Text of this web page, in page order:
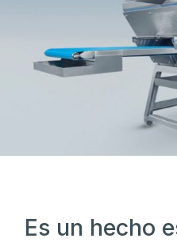
Es un hecho